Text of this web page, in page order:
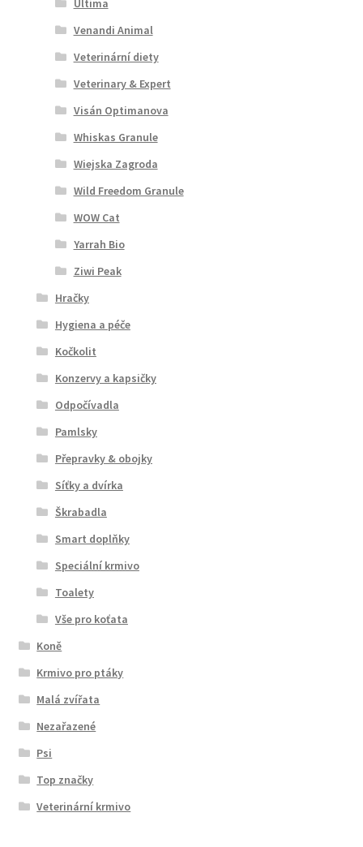
Ultima
Venandi Animal
Veterinární diety
Veterinary & Expert
Visán Optimanova
Whiskas Granule
Wiejska Zagroda
Wild Freedom Granule
WOW Cat
Yarrah Bio
Ziwi Peak
Hračky
Hygiena a péče
Kočkolit
Konzervy a kapsičky
Odpočívadla
Pamlsky
Přepravky & obojky
Síťky a dvírka
Škrabadla
Smart doplňky
Speciální krmivo
Toalety
Vše pro koťata
Koně
Krmivo pro ptáky
Malá zvířata
Nezařazené
Psi
Top značky
Veterinární krmivo